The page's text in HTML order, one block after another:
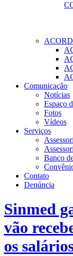
Comunicação
Notícias
Espaço
Fotos
Vídeos
Serviços
Banco
Contato
Denúncia
Sinmed
vão
os